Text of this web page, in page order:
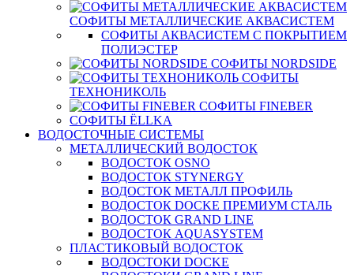
СОФИТЫ МЕТАЛЛИЧЕСКИЕ АКВАСИСТЕМ
СОФИТЫ АКВАСИСТЕМ С ПОКРЫТИЕМ
ПОЛИЭСТЕР
СОФИТЫ NORDSIDE
СОФИТЫ
ТЕХНОНИКОЛЬ
СОФИТЫ FINEBER
СОФИТЫ ЁLLKA
ВОДОСТОЧНЫЕ СИСТЕМЫ
МЕТАЛЛИЧЕСКИЙ ВОДОСТОК
ВОДОСТОК OSNO
ВОДОСТОК STYNERGY
ВОДОСТОК МЕТАЛЛ ПРОФИЛЬ
ВОДОСТОК DOCKE ПРЕМИУМ СТАЛЬ
ВОДОСТОК GRAND LINE
ВОДОСТОК AQUASYSTEM
ПЛАСТИКОВЫЙ ВОДОСТОК
ВОДОСТОКИ DOCKE